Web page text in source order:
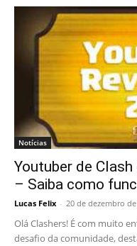
Notícias
Youtuber de
– Saiba como
Lucas Felix - 20 de dezembro
Olá Clashers! É com muito
desafio da comunidade,